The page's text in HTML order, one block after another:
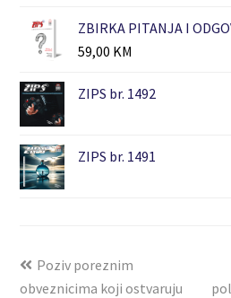
ZBIRKA PITANJA I
59,00 KM
ZIPS br. 1492
ZIPS br. 1491
Poziv poreznim
obveznicima koji ostvaruju